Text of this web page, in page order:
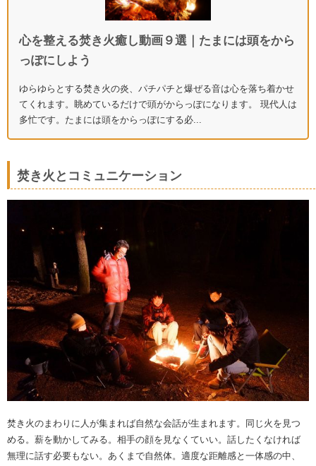
心を整える焚き火癒し動画９選｜たまには頭をから
っぽにしよう
ゆらゆらとする焚き火の炎、パチパチと爆ぜる音は心を落ち着かせ
てくれます。眺めているだけで頭がからっぽになります。 現代人は
多忙です。たまには頭をからっぽにする必...
焚き火とコミュニケーション
焚き火のまわりに人が集まれば自然な会話が生まれます。同じ火を見つ
める。薪を動かしてみる。相手の顔を見なくていい。話したくなければ
無理に話す必要もない。あくまで自然体。適度な距離感と一体感の中、